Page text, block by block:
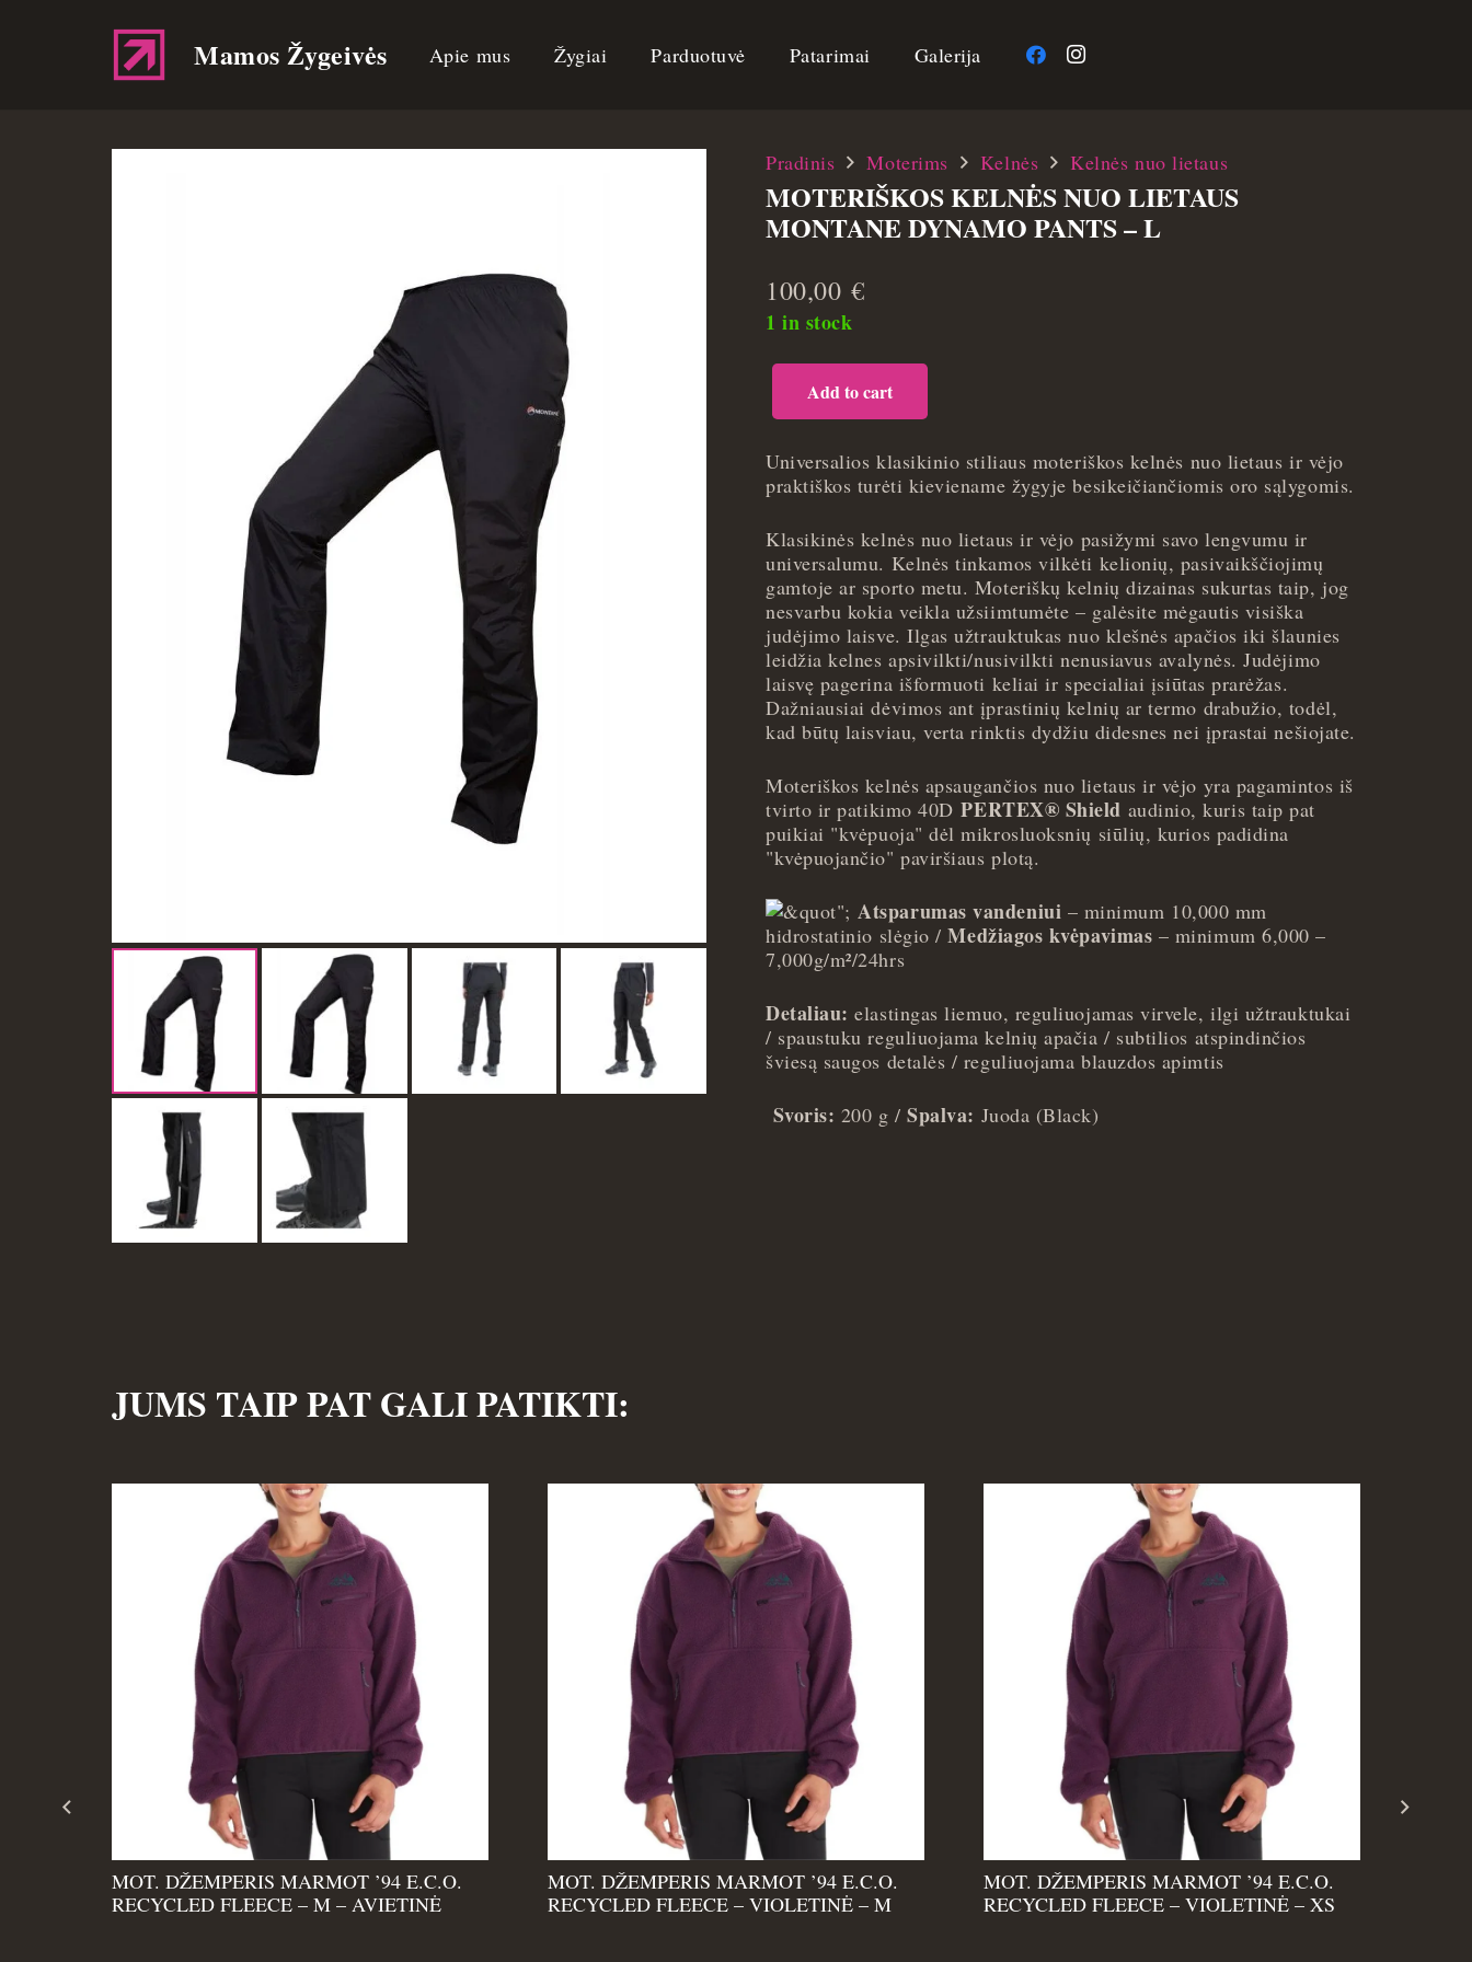
Mamos Žygeivės Apie mus Žygiai Parduotuvė Patarimai Galerija
Pradinis Moterims Kelnės Kelnės nuo lietaus
MOTERIŠKOS KELNĖS NUO LIETAUS
MONTANE DYNAMO PANTS – L
100,00 €
1 in stock
Moteriškos
kelnės
nuo
lietaus
Montane
Pants
-
L
quantity
Add to cart
Universalios klasikinio stiliaus moteriškos kelnės nuo lietaus ir vėjo
praktiškos turėti kieviename žygyje besikeičiančiomis oro sąlygomis.
Klasikinės kelnės nuo lietaus ir vėjo pasižymi savo lengvumu ir
universalumu. Kelnės tinkamos vilkėti kelionių, pasivaikščiojimų
gamtoje ar sporto metu. Moteriškų kelnių dizainas sukurtas taip, jog
nesvarbu kokia veikla užsiimtumėte – galėsite mėgautis visiška
judėjimo laisve. Ilgas užtrauktukas nuo klešnės apačios iki šlaunies
leidžia kelnes apsivilkti/nusivilkti nenusiavus avalynės. Judėjimo
laisvę pagerina išformuoti keliai ir specialiai įsiūtas prarėžas.
Dažniausiai dėvimos ant įprastinių kelnių ar termo drabužio, todėl,
kad būtų laisviau, verta rinktis dydžiu didesnes nei įprastai nešiojate.
Moteriškos kelnės apsaugančios nuo lietaus ir vėjo yra pagamintos iš
tvirto ir patikimo 40DPERTEX® Shield audinio, kuris taip pat
puikiai "kvėpuoja" dėl mikrosluoksnių siūlių, kurios padidina
"kvėpuojančio" paviršiaus plotą.
Atsparumas vandeniui – minimum 10,000 mm
hidrostatinio slėgio /Medžiagos kvėpavimas – minimum 6,000 –
7,000g/m²/24hrs
Detaliau: elastingas liemuo, reguliuojamas virvele, ilgi užtrauktukai
/ spaustuku reguliuojama kelnių apačia / subtilios atspindinčios
šviesą saugos detalės / reguliuojama blauzdos apimtis
Svoris: 200 g / Spalva: Juoda (Black)
JUMS TAIP PAT GALI PATIKTI:
MOT. DŽEMPERIS MARMOT ’94 E.C.O.
RECYCLED FLEECE – M – AVIETINĖ
MOT. DŽEMPERIS MARMOT ’94 E.C.O.
RECYCLED FLEECE – VIOLETINĖ – M
MOT. DŽEMPERIS MARMOT ’94 E.C.O.
RECYCLED FLEECE – VIOLETINĖ – XS